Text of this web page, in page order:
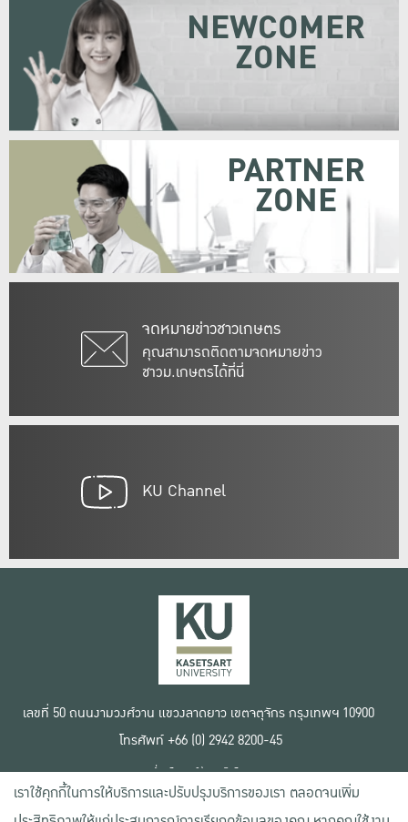
จดหมายข่าวชาวเกษตร
คุณสามารถติดตามจดหมายข่าว
ชาวม.เกษตรได้ที่นี่
NEWCOMER
ZONE
PARTNER
ZONE
KU Channel
เลขที่ 50 ถนนงามวงศ์วาน แขวงลาดยาว เขตจตุจักร กรุงเทพฯ 10900
โทรศัพท์ +66 (0) 2942 8200-45
เงื่อนไขการใช้งานเว็บไซต์
ข้อตกลงด้านสิทธิ์ใช้งาน
นโยบายความเป็นส่วนตัว
เราใช้คุกกี้ในการให้บริการและปรับปรุงบริการของเรา ตลอดจนเพิ่ม